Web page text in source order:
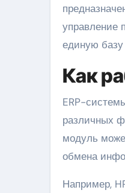
управление
единую базу
Как
ERP-
различных
модуль
обмена
Например,